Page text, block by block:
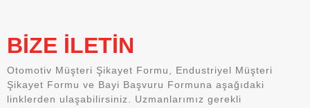
BİZE İLETİN
Otomotiv Müşteri Şikayet Formu, Endustriyel Müşteri
Şikayet Formu ve Bayi Başvuru Formuna aşağıdaki
linklerden ulaşabilirsiniz. Uzmanlarımız gerekli